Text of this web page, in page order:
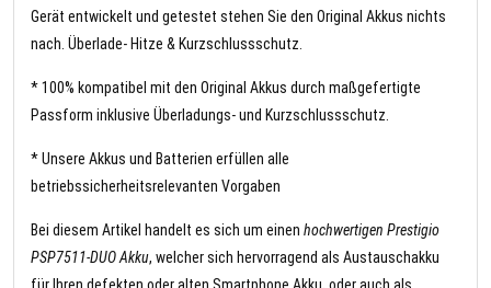
Gerät entwickelt und getestet stehen Sie den Original Akkus nichts
nach. Überlade- Hitze & Kurzschlussschutz.
* 100% kompatibel mit den Original Akkus durch maßgefertigte
Passform inklusive Überladungs- und Kurzschlussschutz.
* Unsere Akkus und Batterien erfüllen alle
betriebssicherheitsrelevanten Vorgaben
Bei diesem Artikel handelt es sich um einen hochwertigen Prestigio
PSP7511-DUO Akku, welcher sich hervorragend als Austauschakku